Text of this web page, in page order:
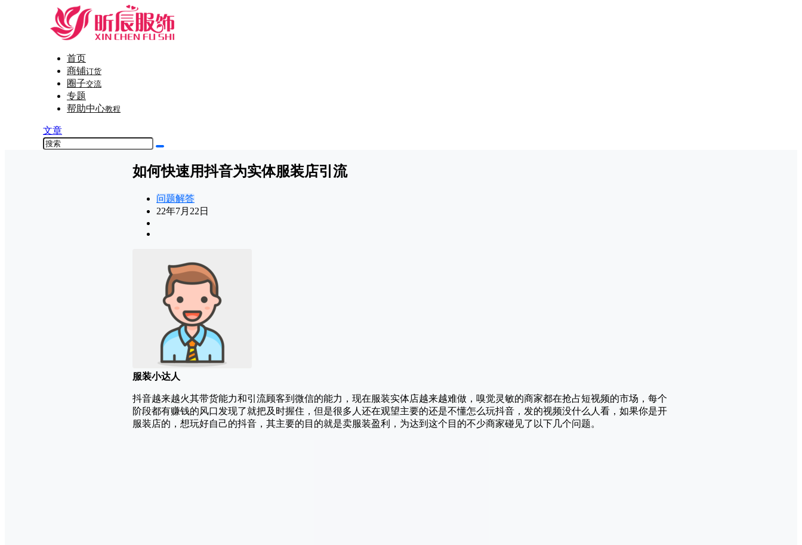
首页
商铺订货
圈子交流
专题
帮助中心教程
文章
如何快速用抖音为实体服装店引流
问题解答
22年7月22日
服装小达人
抖音越来越火其带货能力和引流顾客到微信的能力，现在服装实体店越来越难做，嗅觉灵敏的商家都在抢占短视频的市场，每个
阶段都有赚钱的风口发现了就把及时握住，但是很多人还在观望主要的还是不懂怎么玩抖音，发的视频没什么人看，如果你是开
服装店的，想玩好自己的抖音，其主要的目的就是卖服装盈利，为达到这个目的不少商家碰见了以下几个问题。